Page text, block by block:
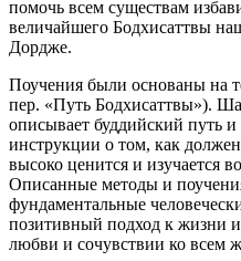
помочь всем существам
величайшего Бодхисаттвы
Дордже.
Поучения были основаны на
пер. «Путь Бодхисаттвы»).
описывает буддийский путь
инструкции о том, как
высоко ценится и изучается
Описанные методы и
фундаментальные
позитивный подход к жизни
любви и сочувствии ко всем